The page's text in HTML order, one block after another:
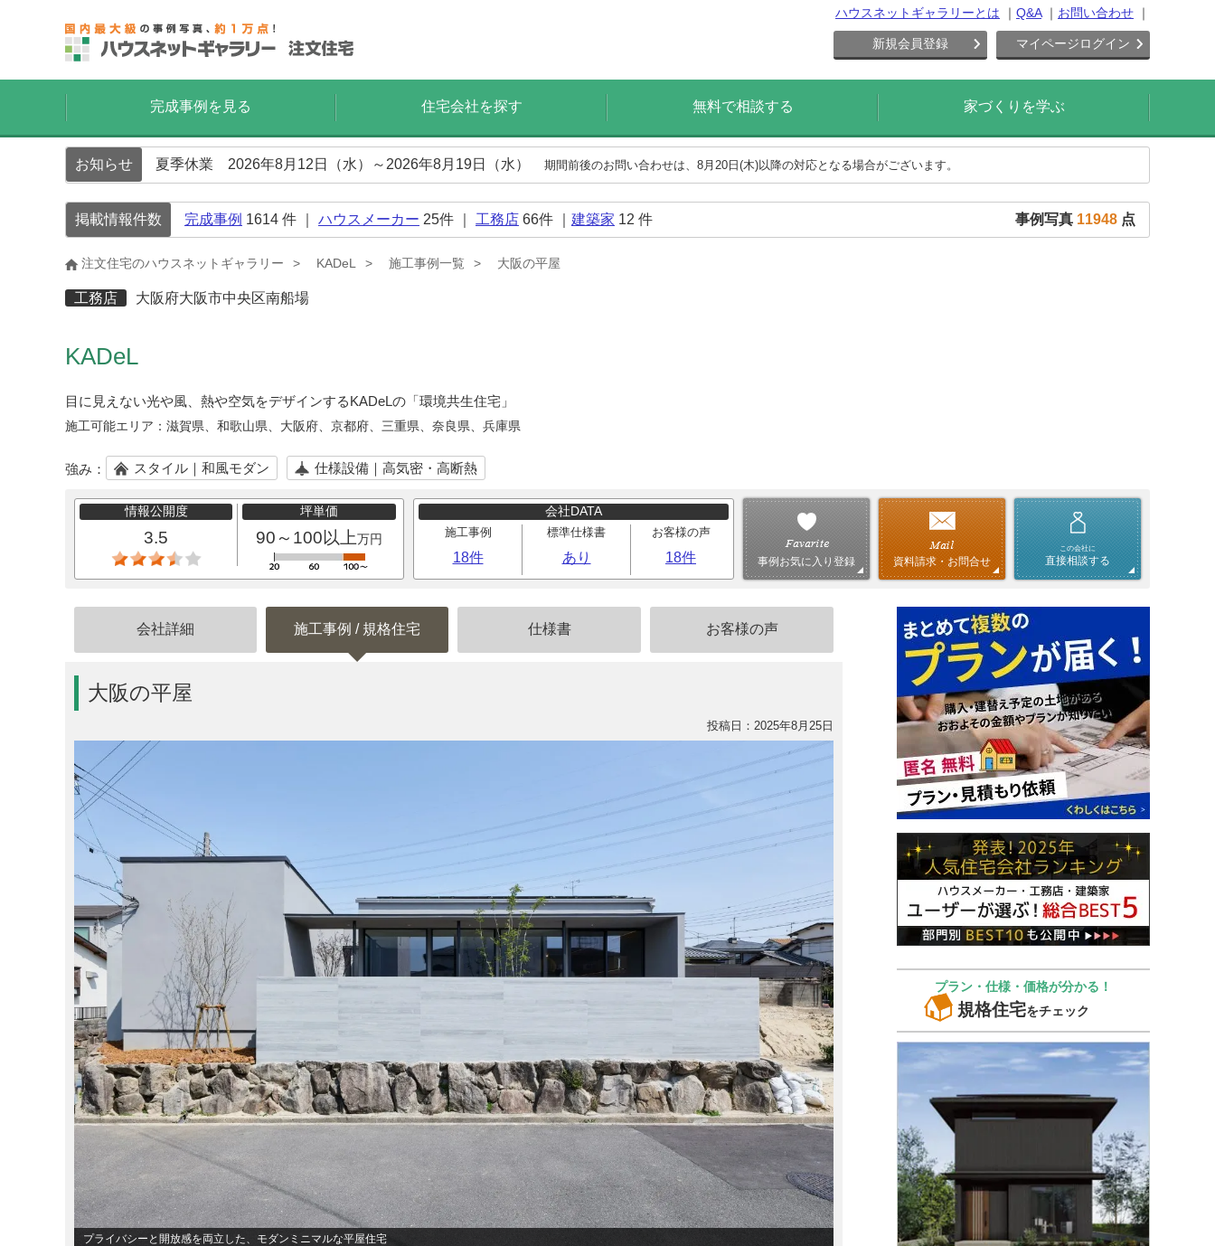
ハウスネットギャラリーとは Q&A お問い合わせ
新規会員登録 マイページログイン
完成事例を見る 住宅会社を探す 無料で相談する 家づくりを学ぶ
お知らせ 夏季休業 2026年8月12日（水）～2026年8月19日（水） 期間前後のお問い合わせは、8月20日(木)以降の対応となる場合がございます。
掲載情報件数 完成事例 1614 件 ｜ ハウスメーカー 25件 ｜ 工務店 66件 ｜ 建築家 12 件 事例写真 11948 点
注文住宅のハウスネットギャラリー KADeL 施工事例一覧 大阪の平屋
工務店 大阪府大阪市中央区南船場
KADeL
目に見えない光や風、熱や空気をデザインするKADeLの「環境共生住宅」
施工可能エリア： 滋賀県、和歌山県、大阪府、京都府、三重県、奈良県、兵庫県
強み： スタイル｜和風モダン 仕様設備｜高気密・高断熱
情報公開度
3.5
坪単価
90～100以上万円
会社DATA
施工事例
18件
標準仕様書
あり
お客様の声
18件 事例お気に入り登録 資料請求・お問合せ
この会社に
直接相談する
会社詳細 施工事例 / 規格住宅 仕様書 お客様の声
大阪の平屋
投稿日：2025年8月25日
プライバシーと開放感を両立した、モダンミニマルな平屋住宅
プラン・仕様・価格が分かる！
規格住宅をチェック